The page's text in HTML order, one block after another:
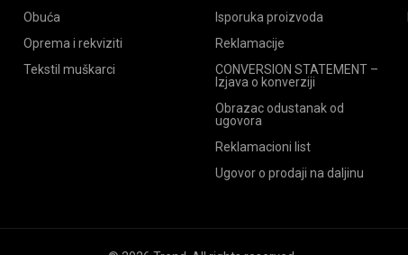
Obuća
Oprema i rekviziti
Tekstil muškarci
Isporuka proizvoda
Reklamacije
CONVERSION STATEMENT –
Izjava o konverziji
Obrazac odustanak od
ugovora
Reklamacioni list
Ugovor o prodaji na daljinu